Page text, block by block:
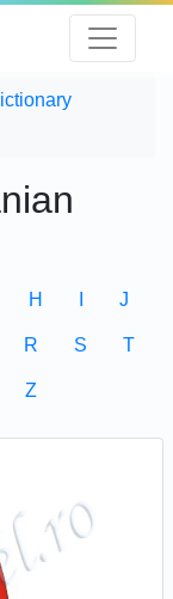
H J
R S T
Z